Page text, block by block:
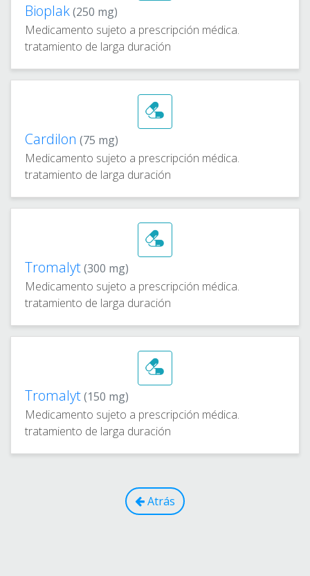
Bioplak(250 mg)
Medicamento sujeto a prescripción médica.
tratamiento de larga duración
Cardilon (75 mg)
Medicamento sujeto a prescripción médica.
tratamiento de larga duración
Tromalyt(300 mg)
Medicamento sujeto a prescripción médica.
tratamiento de larga duración
Tromalyt(150 mg)
Medicamento sujeto a prescripción médica.
tratamiento de larga duración
Atrás